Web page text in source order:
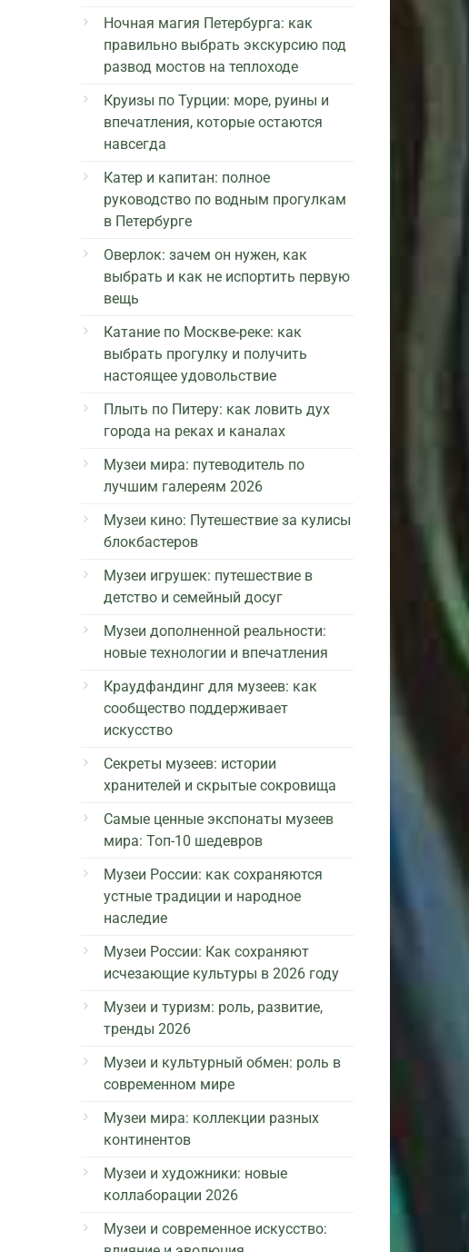
Ночная магия Петербурга: как
правильно выбрать экскурсию под
развод мостов на теплоходе
Круизы по Турции: море, руины и
впечатления, которые остаются
навсегда
Катер и капитан: полное
руководство по водным прогулкам
в Петербурге
Оверлок: зачем он нужен, как
выбрать и как не испортить первую
вещь
Катание по Москве-реке: как
выбрать прогулку и получить
настоящее удовольствие
Плыть по Питеру: как ловить дух
города на реках и каналах
Музеи мира: путеводитель по
лучшим галереям 2026
Музеи кино: Путешествие за кулисы
блокбастеров
Музеи игрушек: путешествие в
детство и семейный досуг
Музеи дополненной реальности:
новые технологии и впечатления
Краудфандинг для музеев: как
сообщество поддерживает
искусство
Секреты музеев: истории
хранителей и скрытые сокровища
Самые ценные экспонаты музеев
мира: Топ-10 шедевров
Музеи России: как сохраняются
устные традиции и народное
наследие
Музеи России: Как сохраняют
исчезающие культуры в 2026 году
Музеи и туризм: роль, развитие,
тренды 2026
Музеи и культурный обмен: роль в
современном мире
Музеи мира: коллекции разных
континентов
Музеи и художники: новые
коллаборации 2026
Музеи и современное искусство: